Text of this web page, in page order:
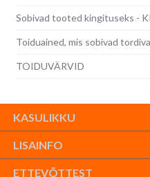
Sobivad tooted kingituseks -
Toiduained, mis sobivad
TOIDUVÄRVID
KASULIKKU
LISAINFO
ETTEVÕTTEST